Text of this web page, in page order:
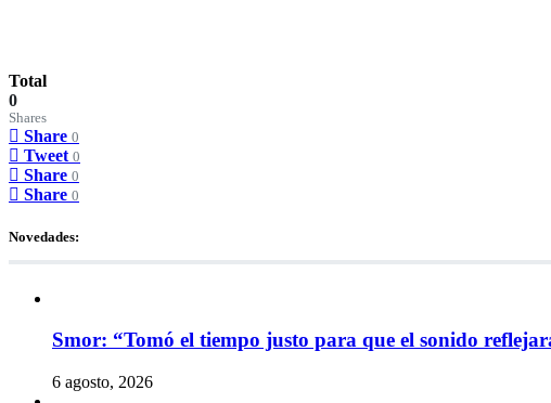
Total
0
Shares
Share 0
Tweet 0
Share 0
Share 0
Novedades:
Smor: “Tomó el tiempo justo para que el sonido
6 agosto, 2026